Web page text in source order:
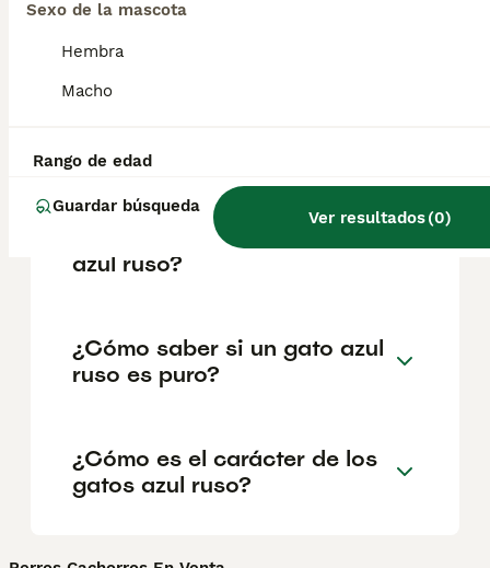
Sexo de la mascota
Hembra
Macho
Rango de edad
Guardar búsqueda
Ver resultados(0)
variar según factores como el pedigrí, la
geográfica. Es fundamental acudir a
salud y el bienestar de los animales.
decisión.
¿Cuánto cuesta un gatito
azul ruso?
¿Cómo saber si un gato azul
ruso es puro?
¿Cómo es el carácter de los
gatos azul ruso?